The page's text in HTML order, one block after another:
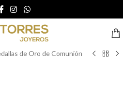
de Oro de Comunión